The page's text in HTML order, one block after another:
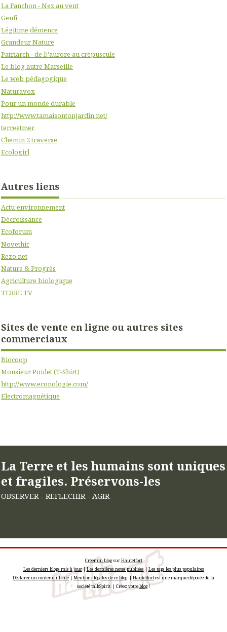
La Fanchon - Nez au vent
Genfi
Légitime démence
Grandeur Nature
Patriarch - de l\'aurore au crépuscule
Le blog autre Marseille
Le web pédagogique
Naturavox
Pour un monde durable
http://www.tamaisontonjardin.net/
terreetmer
Chemin 2 traverse
Ecologirl
Autres liens
Actu-environnement
Décroissance
Ecoforum
Novethic
Rezo.net
Nature & Progrès
Agriculture biologique
TERRE TV
Sites de vente en ligne ou autres sites
commerciaux
Biocoop
Monsieur Poulet (T-Shirt)
http://www.econologie.com/
Electromagnétique
La Terre et les humains sont uniques
et fragiles. Préservons-les
OBSERVER - REFLECHIR - AGIR
Créer un blogsurHautetfort
Les derniers blogs mis à jour|Les dernières notes publiées |Les tags les plus populaires
Déclarer un contenu illicite| Mentions légales de ce blog| Hautetfortest une marque déposée de la
société talkSpirit | Créez votreblog!